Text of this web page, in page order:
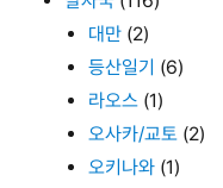
대만 (2)
등산일기 (6)
라오스 (1)
오사카/교토 (2)
오키나와 (1)